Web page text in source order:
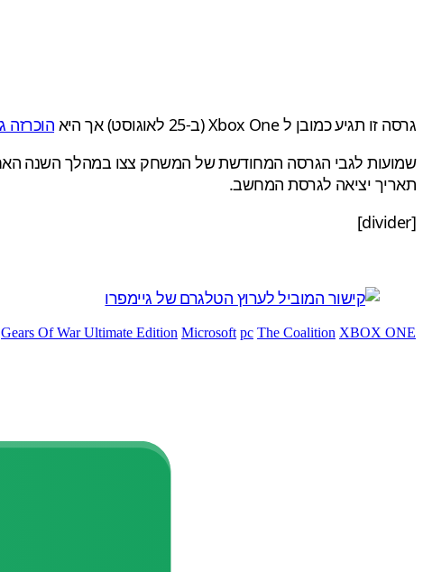
גרסה זו תגיע כמובן ל Xbox One (ב-25 לאוגוסט) אך היא
שמועות לגבי הגרסה המחודשת של המשחק צצו במהלך השנה
תאריך יציאה לגרסת המחשב.
[divider]
Gears Of War Ultimate Edition Microsoft pc The Coalition XBOX ONE